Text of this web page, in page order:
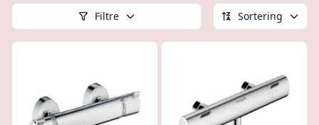
Filtre Sortering